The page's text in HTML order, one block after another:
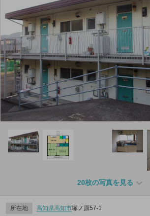
20枚の写真を見る
所在地 高知県高知市塚ノ原57‐1